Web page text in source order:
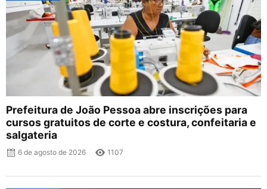
Prefeitura de João Pessoa abre inscrições para
cursos gratuitos de corte e costura, confeitaria e
salgateria
6 de agosto de 2026 1107